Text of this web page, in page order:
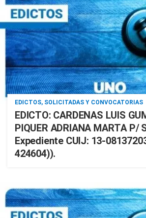
EDICTOS, SOLICITADAS Y CONVOCATORIAS
EDICTO: CARDENAS LUIS
PIQUER ADRIANA MARTA P/
Expediente CUIJ: 13-
424604)).